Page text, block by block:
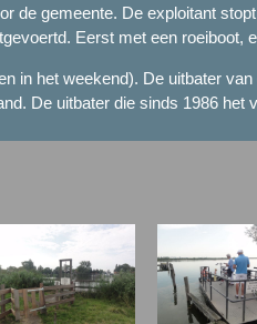
de gemeente. De exploitant
Eerst met een roeiboot,
in het weekend). De uitbater
De uitbater die sinds 1986